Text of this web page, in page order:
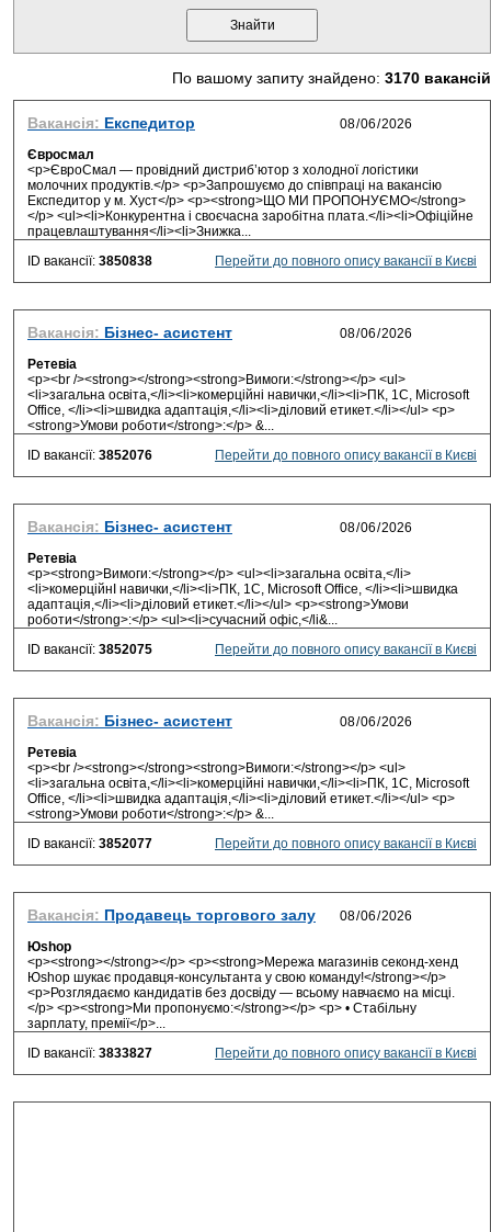
По вашому запиту знайдено: 3170 вакансій
Вакансія: Експедитор
Євросмал
<p>ЄвроСмал — провідний дистриб’ютор з холодної логістики
молочних продуктів.</p> <p>Запрошуємо до співпраці на вакансію
Експедитор у м. Хуст</p> <p><strong>ЩО МИ ПРОПОНУЄМО</strong>
</p> <ul><li>Конкурентна і своєчасна заробітна плата.</li><li>Офіційне
працевлаштування</li><li>Знижка...
ID вакансії: 3850838 Перейти до повного опису вакансії в Києві
Вакансія: Бізнес- асистент
Ретевіа
<p><br /><strong></strong><strong>Вимоги:</strong></p> <ul>
<li>загальна освiта,</li><li>комерційнi навички,</li><li>ПК, 1С, Microsoft
Office, </li><li>швидка адаптація,</li><li>дiловий етикет.</li></ul> <p>
<strong>Умови роботи</strong>:</p> &...
ID вакансії: 3852076 Перейти до повного опису вакансії в Києві
Вакансія: Бізнес- асистент
Ретевіа
<p><strong>Вимоги:</strong></p> <ul><li>загальна освiта,</li>
<li>комерційнI навички,</li><li>ПК, 1С, Microsoft Office, </li><li>швидка
адаптація,</li><li>дiловий етикет.</li></ul> <p><strong>Умови
роботи</strong>:</p> <ul><li>сучасний офiс,</li&...
ID вакансії: 3852075 Перейти до повного опису вакансії в Києві
Вакансія: Бізнес- асистент
Ретевіа
<p><br /><strong></strong><strong>Вимоги:</strong></p> <ul>
<li>загальна освiта,</li><li>комерційнi навички,</li><li>ПК, 1С, Microsoft
Office, </li><li>швидка адаптація,</li><li>дiловий етикет.</li></ul> <p>
<strong>Умови роботи</strong>:</p> &...
ID вакансії: 3852077 Перейти до повного опису вакансії в Києві
Вакансія: Продавець торгового залу
Юshop
<p><strong></strong></p> <p><strong>Мережа магазинів секонд-хенд
Юshop шукає продавця-консультанта у свою команду!</strong></p>
<p>Розглядаємо кандидатів без досвіду — всьому навчаємо на місці.
</p> <p><strong>Ми пропонуємо:</strong></p> <p> • Стабільну
зарплату, премії</p>...
ID вакансії: 3833827 Перейти до повного опису вакансії в Києві